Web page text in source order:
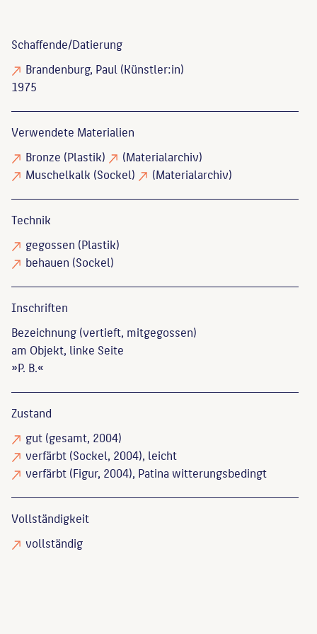
Schaffende/Datierung
Brandenburg, Paul(Künstler:in)
1975
Verwendete Materialien
Bronze (Plastik)
(Materialarchiv)
Muschelkalk (Sockel) (Materialarchiv)
Technik
gegossen (Plastik)
behauen (Sockel)
Inschriften
Bezeichnung (vertieft, mitgegossen)
am Objekt, linke Seite
»P. B.«
Zustand
gut(gesamt, 2004)
verfärbt(Sockel, 2004), leicht
verfärbt(Figur, 2004), Patina witterungsbedingt
Vollständigkeit
vollständig